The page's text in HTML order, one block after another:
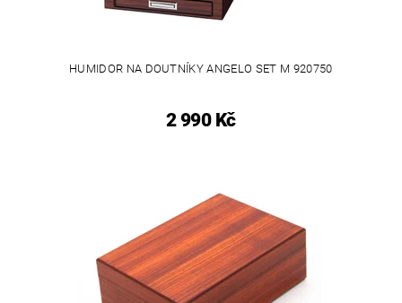
HUMIDOR NA DOUTNÍKY ANGELO SET M 920750
2 990 Kč